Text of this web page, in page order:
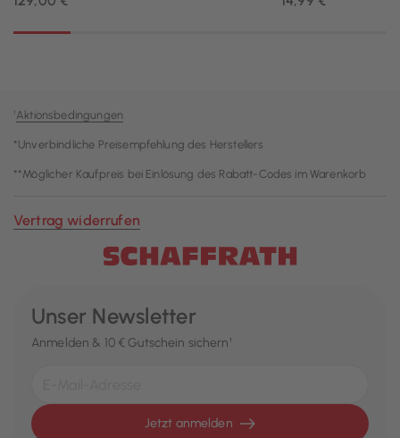
¹Aktionsbedingungen
*Unverbindliche Preisempfehlung des Herstellers
**Möglicher Kaufpreis bei Einlösung des Rabatt-Codes im Warenkorb
Vertrag widerrufen
Unser Newsletter
Anmelden & 10 € Gutschein sichern¹
Jetzt anmelden